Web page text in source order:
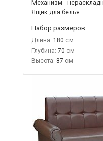
Механизм -
Ящик для белья
Набор размеров
Длина: 180
Глубина: 70
Высота: 87